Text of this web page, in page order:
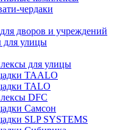
чердаки
дворов и учреждений
для улицы
для улицы
TAALO
TALO
DFC
Самсон
SLP SYSTEMS